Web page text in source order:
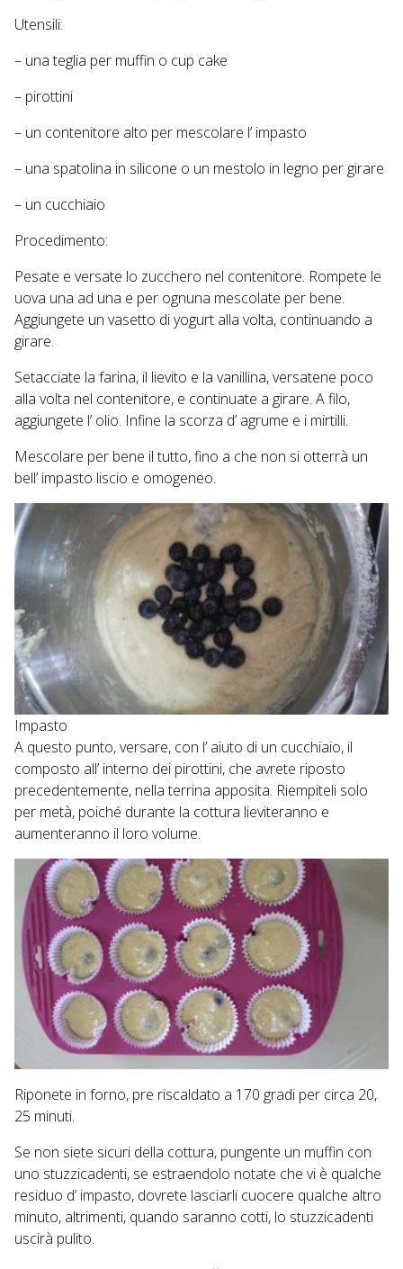
Utensili:
– una teglia per muffin o cup cake
– pirottini
– un contenitore alto per mescolare l’ impasto
– una spatolina in silicone o un mestolo in legno per girare
– un cucchiaio
Procedimento:
Pesate e versate lo zucchero nel contenitore. Rompete le
uova una ad una e per ognuna mescolate per bene.
Aggiungete un vasetto di yogurt alla volta, continuando a
girare.
Setacciate la farina, il lievito e la vanillina, versatene poco
alla volta nel contenitore, e continuate a girare. A filo,
aggiungete l’ olio. Infine la scorza d’ agrume e i mirtilli.
Mescolare per bene il tutto, fino a che non si otterrà un
bell’ impasto liscio e omogeneo.
Impasto
A questo punto, versare, con l’ aiuto di un cucchiaio, il
composto all’ interno dei pirottini, che avrete riposto
precedentemente, nella terrina apposita. Riempiteli solo
per metà, poiché durante la cottura lieviteranno e
aumenteranno il loro volume.
Riponete in forno, pre riscaldato a 170 gradi per circa 20,
25 minuti.
Se non siete sicuri della cottura, pungente un muffin con
uno stuzzicadenti, se estraendolo notate che vi è qualche
residuo d’ impasto, dovrete lasciarli cuocere qualche altro
minuto, altrimenti, quando saranno cotti, lo stuzzicadenti
uscirà pulito.